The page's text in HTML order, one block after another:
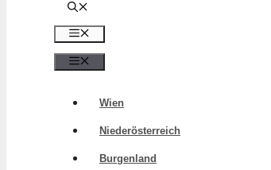
Wien
Niederösterreich
Burgenland